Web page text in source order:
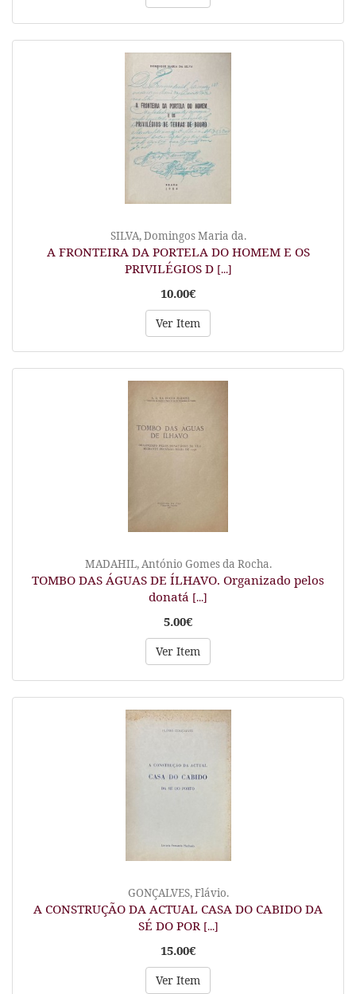
SILVA, Domingos Maria da.
A FRONTEIRA DA PORTELA DO HOMEM E OS
PRIVILÉGIOS D [...]
10.00€
Ver Item
MADAHIL, António Gomes da Rocha.
TOMBO DAS ÁGUAS DE ÍLHAVO. Organizado pelos
donatá [...]
5.00€
Ver Item
GONÇALVES, Flávio.
A CONSTRUÇÃO DA ACTUAL CASA DO CABIDO DA
SÉ DO POR [...]
15.00€
Ver Item